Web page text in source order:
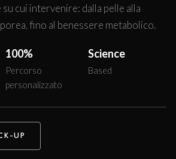
cui intervenire: dalla pelle alla
fino al benessere metabolico.
100%
Percorso
personalizzato
Science
Based
UP